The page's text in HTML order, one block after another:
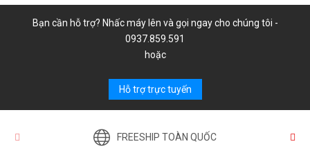
Bạn cần hỗ trợ? Nhấc máy lên và gọi ngay cho chúng tôi -
0937.859.591
hoặc
Hỗ trợ trực tuyến
FREESHIP TOÀN QUỐC